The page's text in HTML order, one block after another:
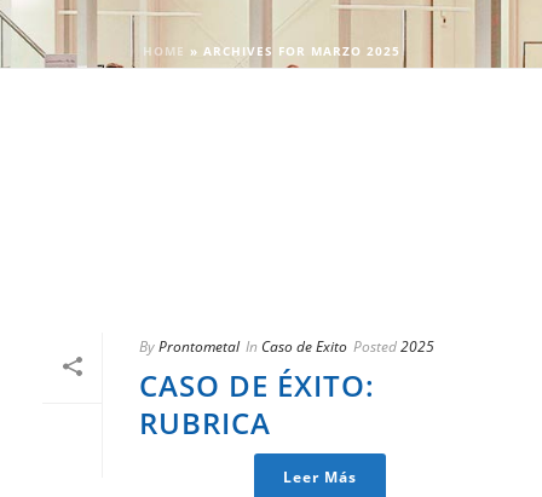
HOME » ARCHIVES FOR MARZO 2025
ByProntometal In Caso de Exito Posted2025
CASO DE ÉXITO:
RUBRICA
Leer Más